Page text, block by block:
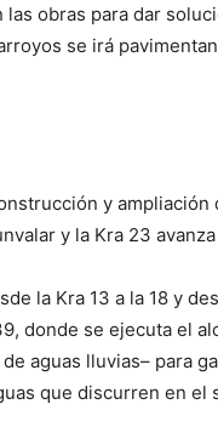
las obras para dar
se irá
y ampliación
y la Kra 23 avanza
la Kra 13 a la 18 y
donde se ejecuta el
aguas lluvias– para
que discurren en el